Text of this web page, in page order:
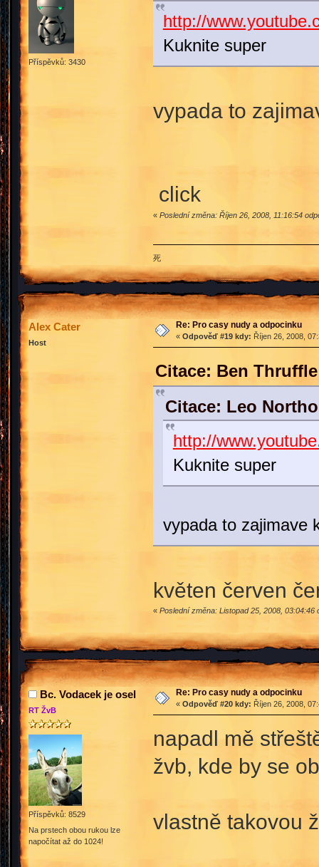
Příspěvků: 3430
http://
Kuknite super
vypada to
click
« Poslední změna: Říjen 26, 2008, 11:16:54
死
Alex Cater
Host
Re: Pro casy nudy a odpocinku
« Odpověď #19 kdy: Říjen 26, 2008,
Citace: Ben
Citace: Leo
http://
Kuknite super
vypada to zajimave
květen červen
« Poslední změna: Listopad 25, 2008, 03:04:46
Bc. Vodacek je osel
RT ŽvB
Příspěvků: 8529
Na prstech obou rukou lze
napočítat až do 1024!
Re: Pro casy nudy a odpocinku
« Odpověď #20 kdy: Říjen 26, 2008,
napadl mě
žvb, kde by se
vlastně takovou